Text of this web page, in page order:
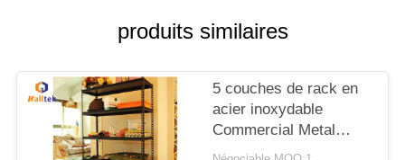
CITATION
PLAN
produits similaires
5 couches de rack en
acier inoxydable
Commercial Metal
Rack pour entrepôt